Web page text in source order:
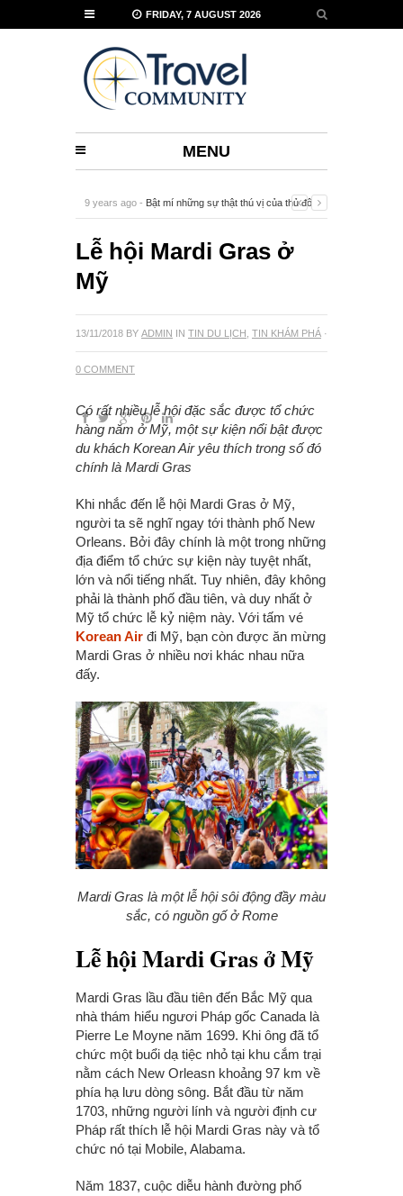
FRIDAY, 7 AUGUST 2026
MENU
9 years ago - Bật mí những sự thật thú vị của thủ đô
Lễ hội Mardi Gras ở
Mỹ
13/11/2018 BY ADMIN IN TIN DU LỊCH TIN KHÁM PHÁ ·
0 COMMENT
Có rất nhiều lễ hội đặc sắc được tổ chức
hàng năm ở Mỹ, một sự kiện nổi bật được
du khách Korean Air yêu thích trong số đó
chính là Mardi Gras
Khi nhắc đến lễ hội Mardi Gras ở Mỹ,
người ta sẽ nghĩ ngay tới thành phố New
Orleans. Bởi đây chính là một trong những
địa điểm tổ chức sự kiện này tuyệt nhất,
lớn và nổi tiếng nhất. Tuy nhiên, đây không
phải là thành phố đầu tiên, và duy nhất ở
Mỹ tổ chức lễ kỷ niệm này. Với tấm vé
Korean Air đi Mỹ, bạn còn được ăn mừng
Mardi Gras ở nhiều nơi khác nhau nữa
đấy.
Mardi Gras là một lễ hội sôi động đầy màu
sắc, có nguồn gố ở Rome
Lễ hội Mardi Gras ở Mỹ
Mardi Gras lầu đầu tiên đến Bắc Mỹ qua
nhà thám hiểu ngươi Pháp gốc Canada là
Pierre Le Moyne năm 1699. Khi ông đã tổ
chức một buổi dạ tiệc nhỏ tại khu cắm trại
nằm cách New Orleasn khoảng 97 km về
phía hạ lưu dòng sông. Bắt đầu từ năm
1703, những người lính và người định cư
Pháp rất thích lễ hội Mardi Gras này và tổ
chức nó tại Mobile, Alabama.
Năm 1837, cuộc diễu hành đường phố